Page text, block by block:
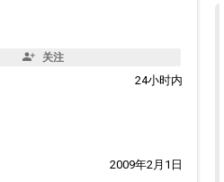
关注
24小时内
2009年2月1日